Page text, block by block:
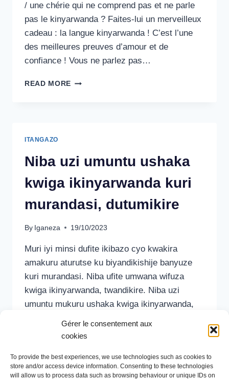
Gérer le consentement aux
cookies
To provide the best experiences, we use technologies such as cookies to
store and/or access device information. Consenting to these technologies
will allow us to process data such as browsing behaviour or unique IDs on
/ une chérie qui ne comprend pas et ne parle
pas le kinyarwanda ? Faites-lui un merveilleux
cadeau : la langue kinyarwanda ! C’est l’une
des meilleures preuves d’amour et de
confiance ! Vous ne parlez pas…
READ MORE
ITANGAZO
Niba uzi umuntu ushaka
kwiga ikinyarwanda kuri
murandasi, dutumikire
By Iganeza 19/10/2023
Muri iyi minsi dufite ikibazo cyo kwakira
amakuru aturutse ku biyandikishije banyuze
kuri murandasi. Niba ufite umwana wifuza
kwiga ikinyarwanda, twandikire. Niba uzi
umuntu mukuru ushaka kwiga ikinyarwanda,
tuzamwakira. Iri tangazo kandi rireba
igisubizo. Tubiseguyeho, ibyuma
byaradutengushye. Tubaye tubashimiye kandi